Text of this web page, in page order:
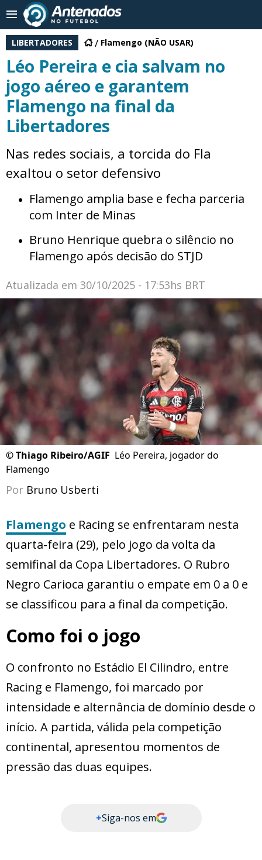
LIBERTADORES Flamengo (NÃO USAR)
Léo Pereira e cia salvam no
jogo aéreo e garantem
Flamengo na final da
Libertadores
Nas redes sociais, a torcida do Fla
exaltou o setor defensivo
Flamengo amplia base e fecha parceria
com Inter de Minas
Bruno Henrique quebra o silêncio no
Flamengo após decisão do STJD
Atualizada em 30/10/2025 - 17:53hs BRT
©Thiago Ribeiro/AGIF Léo Pereira, jogador do
Flamengo
Por Bruno Usberti
Flamengo e Racing se enfrentaram nesta
quarta-feira (29), pelo jogo da volta da
semifinal da Copa Libertadores. O Rubro
Negro Carioca garantiu o empate em 0 a 0 e
se classificou para a final da competição.
Como foi o jogo
O confronto no Estádio El Cilindro, entre
Racing e Flamengo, foi marcado por
intensidade e alternância de domínio desde o
início. A partida, válida pela competição
continental, apresentou momentos de
pressão das duas equipes.
+Siga-nos em